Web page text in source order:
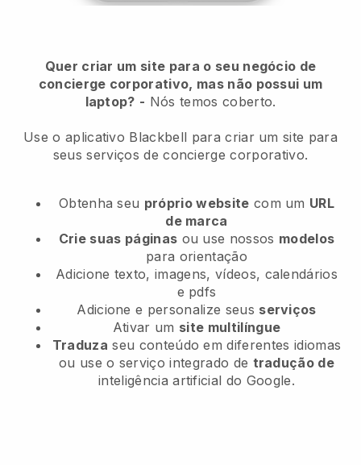
Quer criar um site para o seu negócio de
concierge corporativo, mas não possui um
laptop? - Nós temos coberto.
Use o aplicativo Blackbell para criar um site para
seus serviços de concierge corporativo.
Obtenha seu próprio website com um URL
de marca
Crie suas páginas ou use nossos modelos
para orientação
Adicione texto, imagens, vídeos, calendários
e pdfs
Adicione e personalize seus serviços
Ativar um site multilíngue
Traduza seu conteúdo em diferentes idiomas
ou use o serviço integrado de tradução de
inteligência artificial do Google.